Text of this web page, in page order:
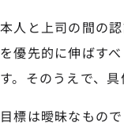
本人と上司の間の
を優先的に伸ばす
す。そのうえで、
目標は曖昧なもの